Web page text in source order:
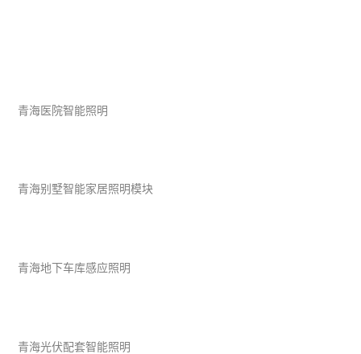
青海医院智能照明
青海别墅智能家居照明模块
青海地下车库感应照明
青海光伏配套智能照明